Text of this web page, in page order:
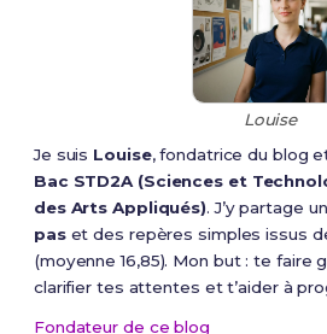
Louise
Je suis Louise, fondatrice du blog
Bac STD2A (Sciences et
des Arts Appliqués). J’y partage
paset des repères simples issus
(moyenne 16,85). Mon but : te faire
clarifier tes attentes et t’aider à
Fondateur de ce blog